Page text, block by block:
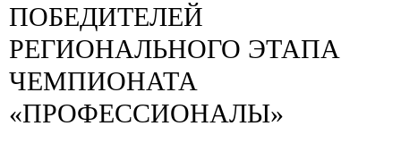
ПОБЕДИТЕЛЕЙ
РЕГИОНАЛЬНОГО ЭТАПА
ЧЕМПИОНАТА
«ПРОФЕССИОНАЛЫ»